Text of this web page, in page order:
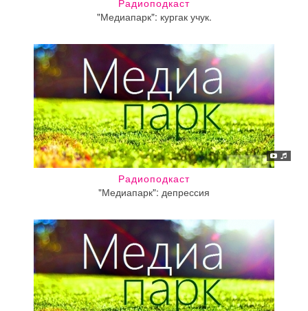
Радиоподкаст
"Медиапарк": кургак учук.
Радиоподкаст
"Медиапарк": депрессия